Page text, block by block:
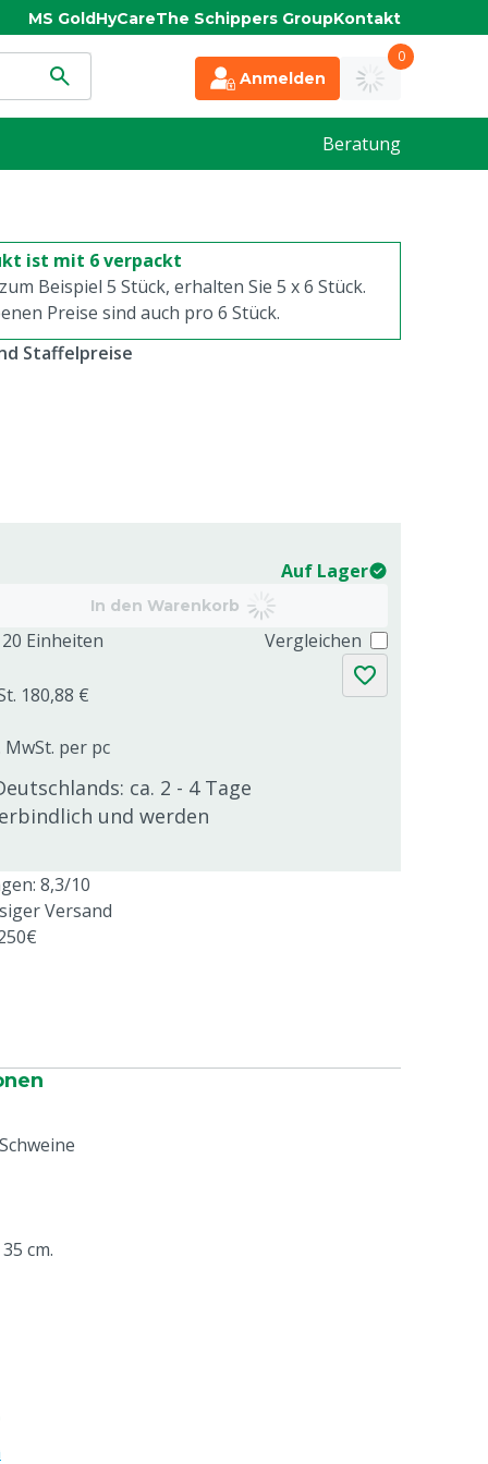
MS GoldHyCareThe Schippers GroupKontakt
Anmelden
0
Beratung
ist mit 6 verpackt
Beispiel 5 Stück, erhalten Sie 5 x6 Stück.
Preise sind auch pro 6 Stück.
Auf Lager
In den Warenkorb
20 Einheiten
180,88 €
per pc
ca. 2 - 4 Tage
und werden
Vergleichen
Staffelpreise
8,3/10
Versand
cm.